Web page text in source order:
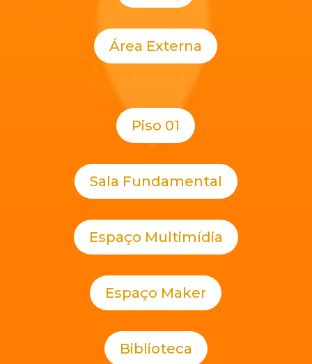
Área Externa
Piso 01
Sala Fundamental
Espaço Multimídia
Espaço Maker
Biblioteca